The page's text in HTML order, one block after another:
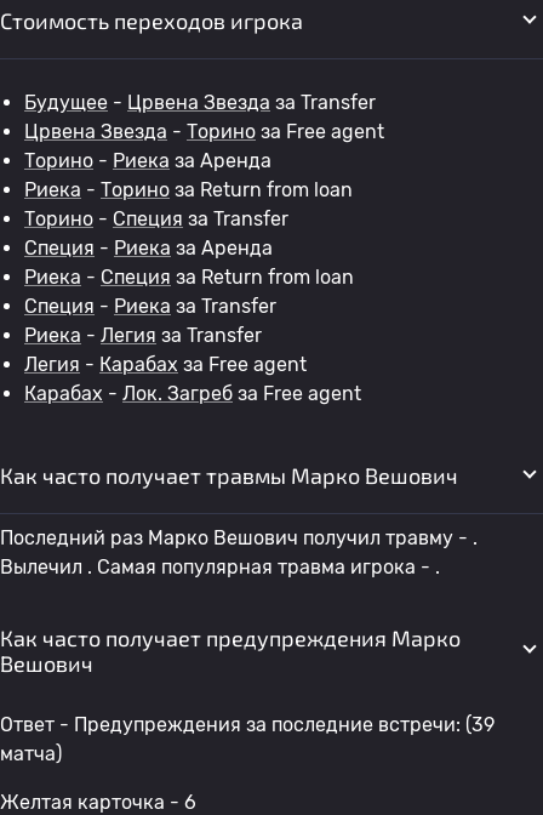
Стоимость переходов игрока
Будущее - Црвена Звезда за Transfer
Црвена Звезда - Торино за Free agent
Торино - Риека за Аренда
Риека - Торино за Return from loan
Торино - Специя за Transfer
Специя - Риека за Аренда
Риека - Специя за Return from loan
Специя - Риека за Transfer
Риека - Легия за Transfer
Легия - Карабах за Free agent
Карабах - Лок. Загреб за Free agent
Как часто получает травмы Марко Вешович
Последний раз Марко Вешович получил травму - .
Вылечил . Самая популярная травма игрока - .
Как часто получает предупреждения Марко
Вешович
Ответ - Предупреждения за последние встречи: (39
матча)
Желтая карточка - 6